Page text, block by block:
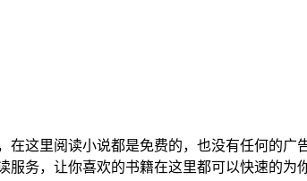
在这里阅读小说都是免费的，也没有任何的广
务，让你喜欢的书籍在这里都可以快速的为